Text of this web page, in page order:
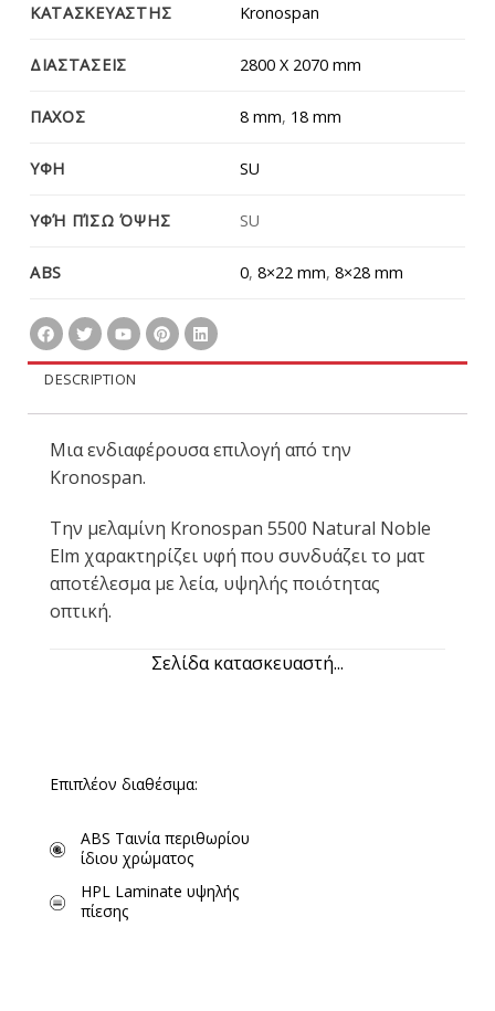
ΚΑΤΑΣΚΕΥΑΣΤΗΣ Kronospan
ΔΙΑΣΤΑΣΕΙΣ 2800 Χ 2070 mm
ΠΑΧΟΣ 8 mm, 18 mm
ΥΦΗ SU
ΥΦΉ ΠΊΣΩ ΌΨΗΣ SU
ABS 0,8×22 mm,8×28 mm
DESCRIPTION
Μια ενδιαφέρουσα επιλογή από την
Kronospan.
Την μελαμίνη Kronospan 5500 Natural Noble
Elm χαρακτηρίζει υφή που συνδυάζει το ματ
αποτέλεσμα με λεία, υψηλής ποιότητας
οπτική.
Σελίδα κατασκευαστή...
Επιπλέον διαθέσιμα:
ABS Ταινία περιθωρίου
ίδιου χρώματος
HPL Laminate υψηλής
πίεσης